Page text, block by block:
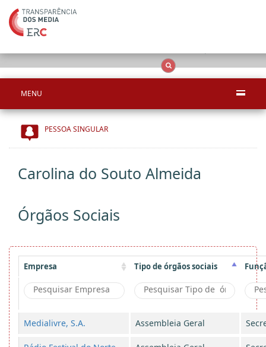
MENU
PESSOA SINGULAR
Carolina do Souto Almeida
Órgãos Sociais
Empresa Tipo de órgãos sociais
Medialivre, S.A. Assembleia Geral